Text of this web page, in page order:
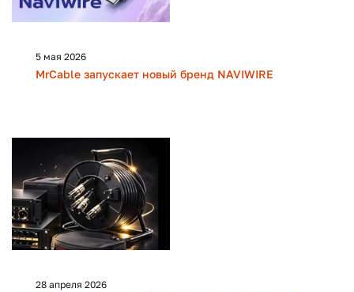
5 мая 2026
MrCable запускает новый бренд NAVIWIRE
28 апреля 2026